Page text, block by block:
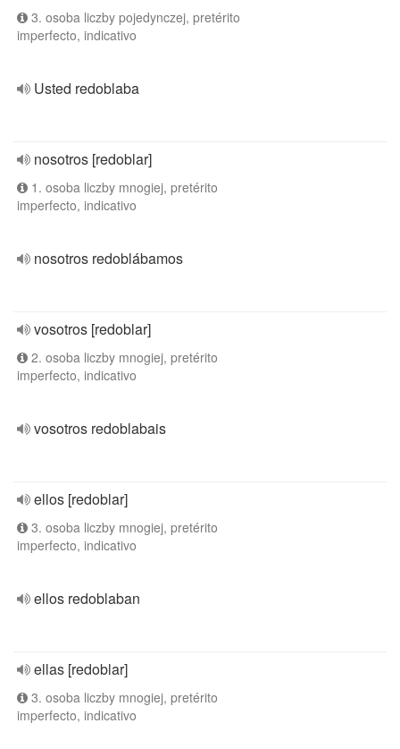
3. osoba liczby pojedynczej, pretérito
imperfecto, indicativo
Usted redoblaba
nosotros [redoblar]
1. osoba liczby mnogiej, pretérito
imperfecto, indicativo
nosotros redoblábamos
vosotros [redoblar]
2. osoba liczby mnogiej, pretérito
imperfecto, indicativo
vosotros redoblabais
ellos [redoblar]
3. osoba liczby mnogiej, pretérito
imperfecto, indicativo
ellos redoblaban
ellas [redoblar]
3. osoba liczby mnogiej, pretérito
imperfecto, indicativo